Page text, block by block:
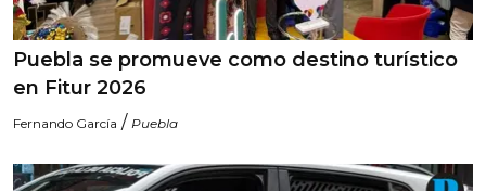
Puebla se promueve como destino turístico
en Fitur 2026
Fernando García / Puebla